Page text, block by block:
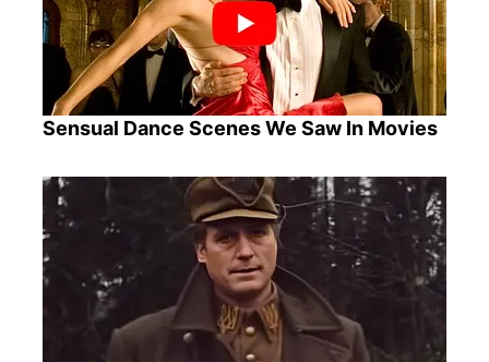
Sensual Dance Scenes We Saw In Movies